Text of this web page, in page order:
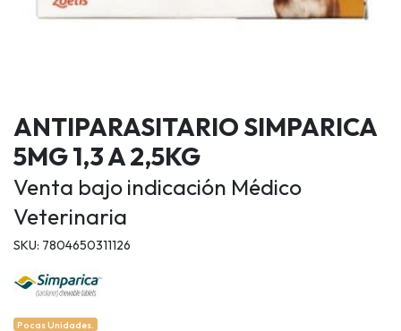
ANTIPARASITARIO SIMPARICA
5MG 1,3 A 2,5KG
Venta bajo indicación Médico
Veterinaria
SKU: 7804650311126
Pocas Unidades.